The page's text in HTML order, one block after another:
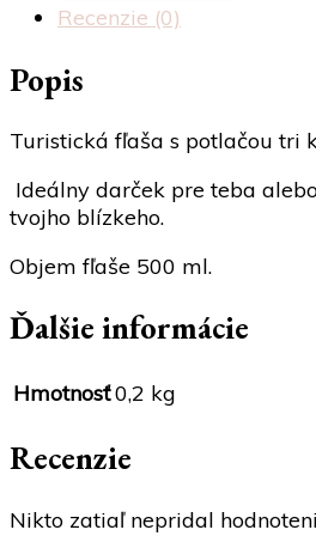
kravyRecenzie (0)
Popis
Turistická fľaša s potlačou tri
Ideálny darček pre teba
tvojho blízkeho.
Objem fľaše 500 ml.
Ďalšie informácie
Hmotnosť0,2 kg
Recenzie
Nikto zatiaľ nepridal